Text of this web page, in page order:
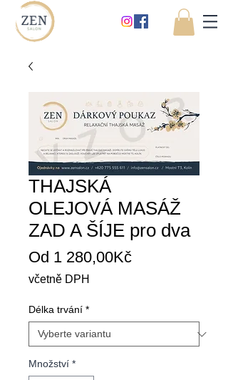
THAJSKÁ
OLEJOVÁ MASÁŽ
ZAD A ŠÍJE pro dva
Od 1 280,00KčZvýhodněná
včetně DPH
Délka trvání *
Množství *